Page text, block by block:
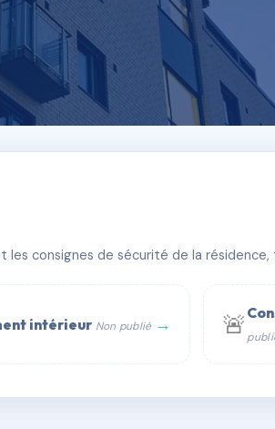
consignes de sécurité de la résidence,
intérieur Non publié → 🚨